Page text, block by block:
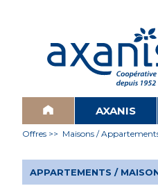
AXANIS
Offres >> Maisons /
APPARTEMENTS /